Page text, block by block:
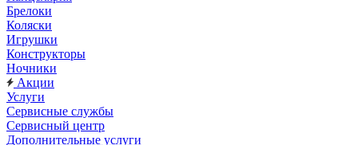
Брелоки
Коляски
Игрушки
Конструкторы
Ночники
Акции
Услуги
Сервисные службы
Сервисный центр
Дополнительные услуги